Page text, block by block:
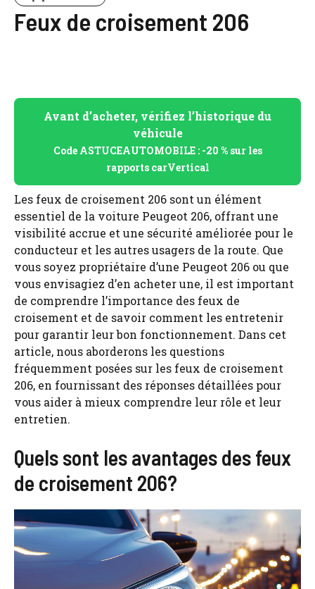
Feux de croisement 206
Avant d’acheter, vérifiez l’historique du
véhicule
Code ASTUCEAUTOMOBILE : -20 % sur les
rapports carVertical
Les feux de croisement 206 sont un élément
essentiel de la voiture Peugeot 206, offrant une
visibilité accrue et une sécurité améliorée pour le
conducteur et les autres usagers de la route. Que
vous soyez propriétaire d’une Peugeot 206 ou que
vous envisagiez d’en acheter une, il est important
de comprendre l’importance des feux de
croisement et de savoir comment les entretenir
pour garantir leur bon fonctionnement. Dans cet
article, nous aborderons les questions
fréquemment posées sur les feux de croisement
206, en fournissant des réponses détaillées pour
vous aider à mieux comprendre leur rôle et leur
entretien.
Quels sont les avantages des feux
de croisement 206?